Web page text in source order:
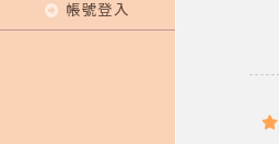
帳號登入